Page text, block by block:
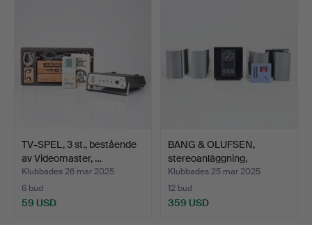
TV-SPEL, 3 st., bestående
av Videomaster, …
Klubbades 26 mar 2025
6 bud
59 USD
BANG & OLUFSEN,
stereoanläggning,
BeoSound…
Klubbades 25 mar 2025
12 bud
359 USD